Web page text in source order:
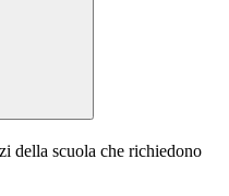
della scuola che richiedono